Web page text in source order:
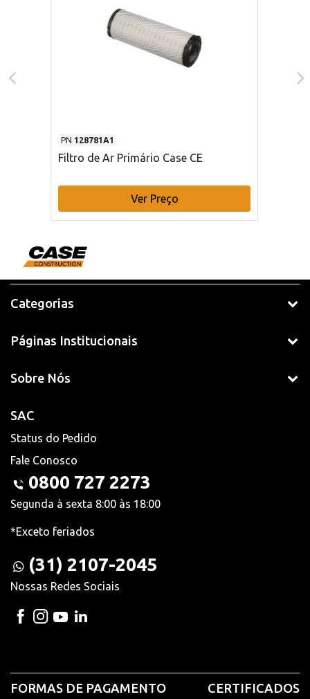
PN 128781A1
Filtro de Ar Primário Case CE
Ver Preço
Categorias
Páginas Institucionais
Sobre Nós
SAC
Status do Pedido
Fale Conosco
0800 727 2273
Segunda à sexta 8:00 às 18:00
*Exceto feriados
(31) 2107-2045
Nossas Redes Sociais
FORMAS DE PAGAMENTO CERTIFICADOS